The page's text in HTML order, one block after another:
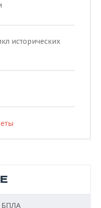
исторических
БПЛА